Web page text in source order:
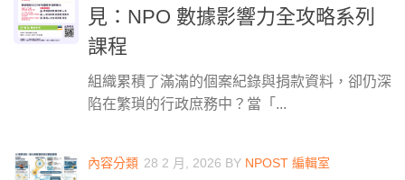
見：NPO 數據影響力全攻略系列
課程
組織累積了滿滿的個案紀錄與捐款資料，卻仍深
陷在繁瑣的行政庶務中？當「...
內容分類 28 2 月, 2026 BY NPOST 編輯室